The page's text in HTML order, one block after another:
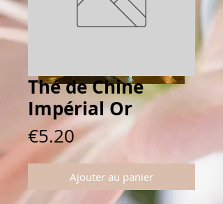
Thé de Chine
Impérial Or
€5.20Prix
Ajouter au panier